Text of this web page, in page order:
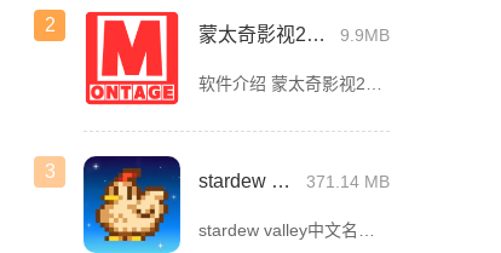
2 蒙太奇影视2025最新版本下载 9.9MB
3 stardew valley手机版 371.14 MB